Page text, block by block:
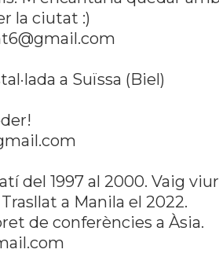
la ciutat :)
a Suïssa (Biel)
del 1997 al 2000. Vaig
a Manila el 2022.
de conferències a Àsia.